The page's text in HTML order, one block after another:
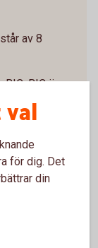
av 8
BIC är
det möjligt
för dig. Det
din